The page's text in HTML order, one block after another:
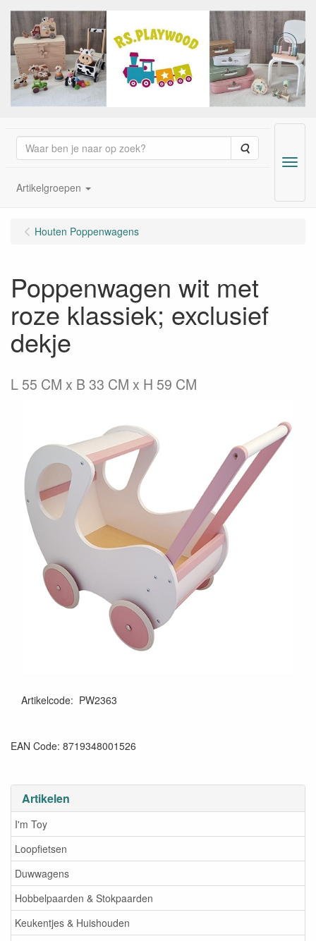
Zoeken
Artikelgroepen
Menu
Artikelen
I'm Toy
Loopfietsen
Duwwagens
Hobbelpaarden & Stokpaarden
Keukentjes & Huishouden
Houten Poppenwagens
Poppenwagen wit met
roze klassiek; exclusief
dekje
L 55 CM x B 33 CM x H 59 CM
Artikelcode: PW2363
EAN Code: 8719348001526